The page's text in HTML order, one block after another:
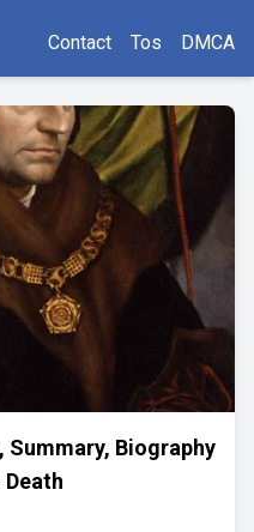
Contact Tos DMCA
Summary, Biography